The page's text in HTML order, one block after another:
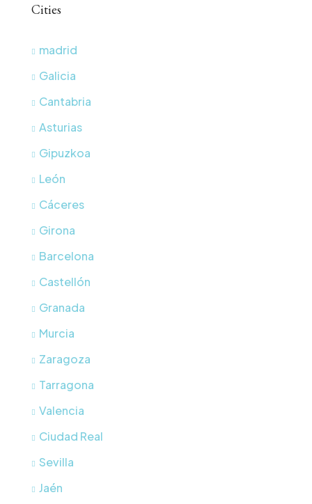
Cities
madrid
Galicia
Cantabria
Asturias
Gipuzkoa
León
Cáceres
Girona
Barcelona
Castellón
Granada
Murcia
Zaragoza
Tarragona
Valencia
Ciudad Real
Sevilla
Jaén